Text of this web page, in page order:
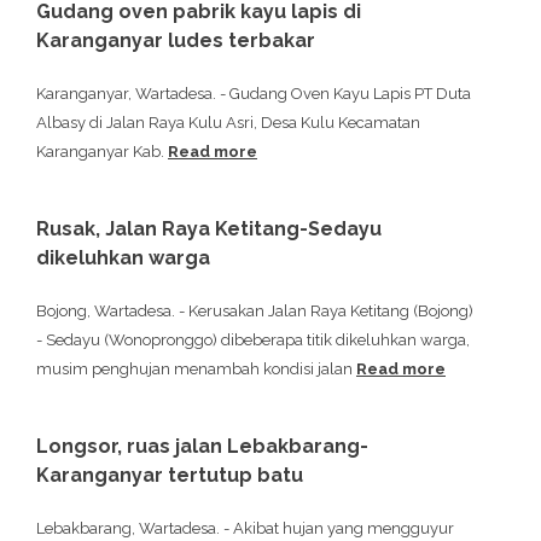
Gudang oven pabrik kayu lapis di
Karanganyar ludes terbakar
Karanganyar, Wartadesa. - Gudang Oven Kayu Lapis PT Duta
Albasy di Jalan Raya Kulu Asri, Desa Kulu Kecamatan
Karanganyar Kab. Read more
Rusak, Jalan Raya Ketitang-Sedayu
dikeluhkan warga
Bojong, Wartadesa. - Kerusakan Jalan Raya Ketitang (Bojong)
- Sedayu (Wonopronggo) dibeberapa titik dikeluhkan warga,
musim penghujan menambah kondisi jalan Read more
Longsor, ruas jalan Lebakbarang-
Karanganyar tertutup batu
Lebakbarang, Wartadesa. - Akibat hujan yang mengguyur